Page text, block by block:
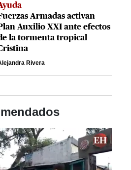
Armadas activan
Auxilio XXI ante efectos
la tormenta tropical
Rivera